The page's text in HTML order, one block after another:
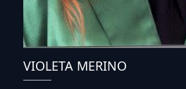
VIOLETA MERINO